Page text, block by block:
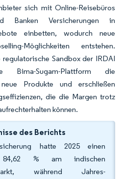
sich mit Online-Reisebüros
Banken Versicherungen in
einbetten, wodurch neue
Möglichkeiten entstehen.
Sandbox der IRDAI
Sugam-Plattform die
Produkte und erschließen
die die Margen trotz
können.
des Berichts
hatte 2025 einen
84,62 % am indischen
während Jahres-